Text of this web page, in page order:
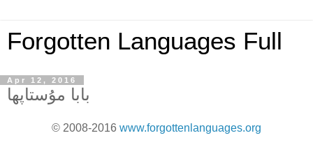
Forgotten Languages Full
Apr 12, 2016
بابا مۇستاپھا
© 2008-2016 www.forgottenlanguages.org